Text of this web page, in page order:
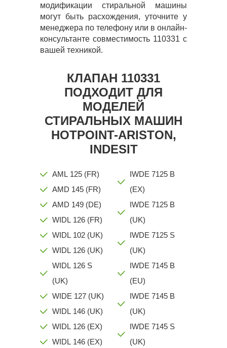
модификации стиральной машины
могут быть расхождения, уточните у
менеджера по телефону или в онлайн-
консультанте совместимость 110331 с
вашей техникой.
КЛАПАН 110331
ПОДХОДИТ ДЛЯ
МОДЕЛЕЙ
СТИРАЛЬНЫХ МАШИН
HOTPOINT-ARISTON,
INDESIT
AML 125 (FR)
AMD 145 (FR)
AMD 149 (DE)
WIDL 126 (FR)
WIDL 102 (UK)
WIDL 126 (UK)
WIDL 126 S
(UK)
WIDE 127 (UK)
WIDL 146 (UK)
WIDL 126 (EX)
WIDL 146 (EX)
IWDE 7125 B
(EX)
IWDE 7125 B
(UK)
IWDE 7125 S
(UK)
IWDE 7145 B
(EU)
IWDE 7145 B
(UK)
IWDE 7145 S
(UK)